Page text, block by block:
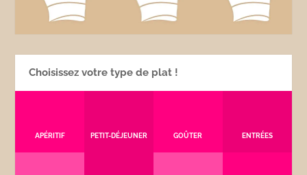
Choisissez votre type de plat !
APÉRITIF PETIT-DÉJEUNER GOÛTER ENTRÉES